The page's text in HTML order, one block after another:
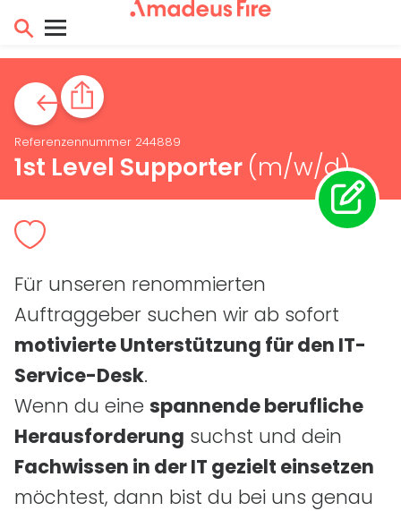
Referenzennummer 244889
1st Level Supporter (m/w/d)
Für unseren renommierten
Auftraggeber suchen wir ab sofort
motivierte Unterstützung für den IT-
Service-Desk.
Wenn du eine spannende berufliche
Herausforderung suchst und dein
Fachwissen in derIT gezielt einsetzen
möchtest, dann bist du bei uns genau